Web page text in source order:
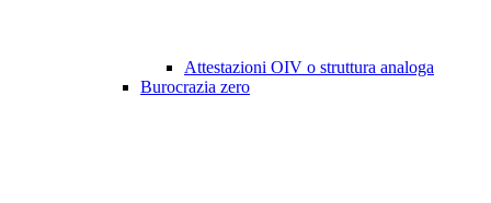
Attestazioni OIV o struttura analoga
Burocrazia zero